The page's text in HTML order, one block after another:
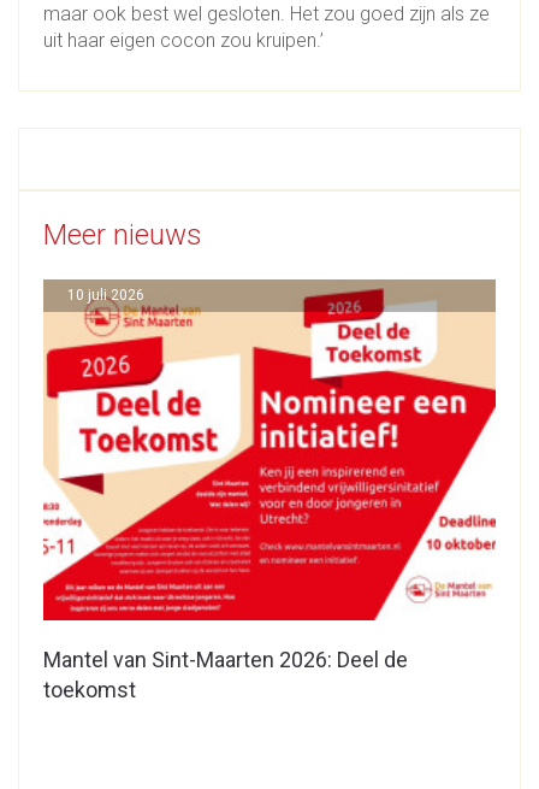
maar ook best wel gesloten. Het zou goed zijn als ze
uit haar eigen cocon zou kruipen.’
Meer nieuws
Mantel van Sint-Maarten 2026: Deel de
toekomst
10 juli 2026